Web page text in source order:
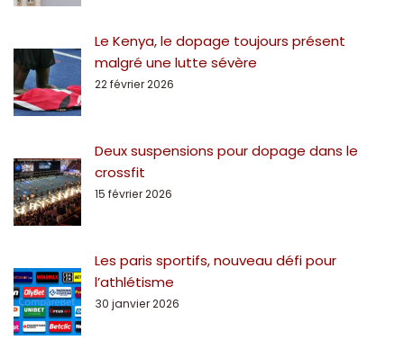
Le Kenya, le dopage toujours présent
malgré une lutte sévère
22 février 2026
Deux suspensions pour dopage dans le
crossfit
15 février 2026
Les paris sportifs, nouveau défi pour
l’athlétisme
30 janvier 2026